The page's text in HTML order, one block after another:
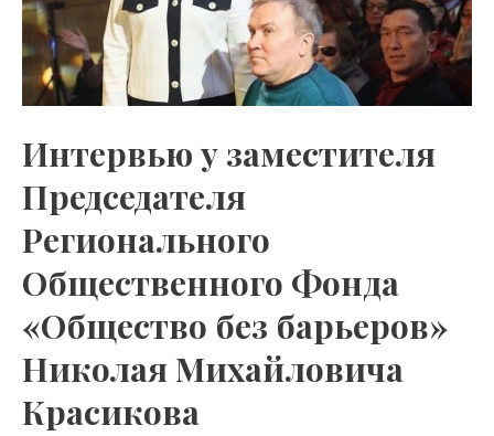
Интервью у заместителя
Председателя
Регионального
Общественного Фонда
«Общество без барьеров»
Николая Михайловича
Красикова
Регионального
Общественного
Фонда
«Общество
без
барьеров»
Николая
Михайловича
Красикова